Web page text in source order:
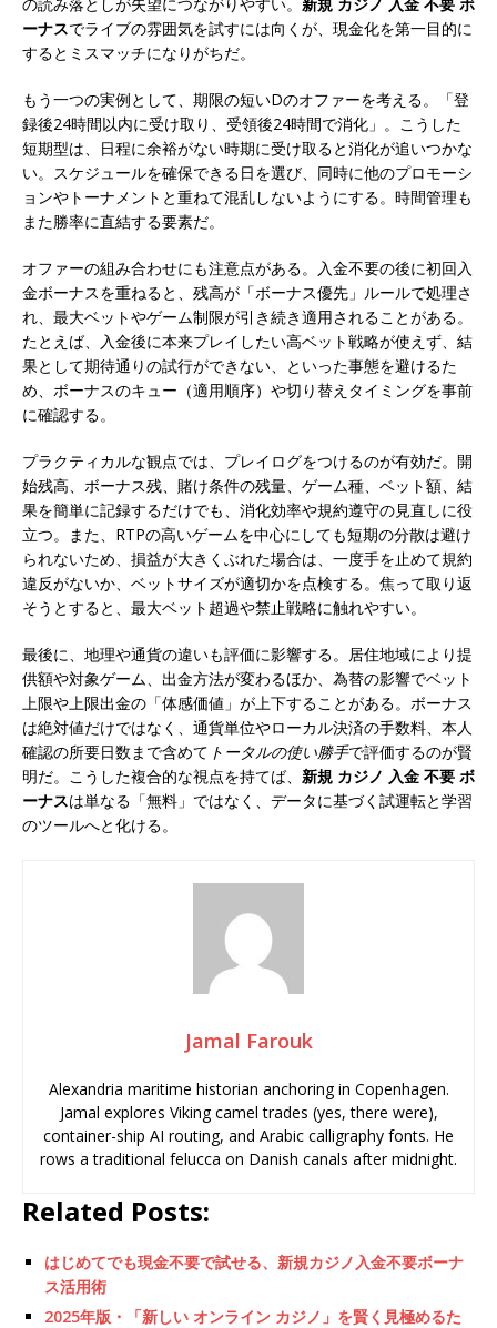
ーナスでライブの雰囲気を試すには向くが、現金化を第一目的に
するとミスマッチになりがちだ。
もう一つの実例として、期限の短いDのオファーを考える。「登
録後24時間以内に受け取り、受領後24時間で消化」。こうした
短期型は、日程に余裕がない時期に受け取ると消化が追いつかな
い。スケジュールを確保できる日を選び、同時に他のプロモーシ
ョンやトーナメントと重ねて混乱しないようにする。時間管理も
また勝率に直結する要素だ。
オファーの組み合わせにも注意点がある。入金不要の後に初回入
金ボーナスを重ねると、残高が「ボーナス優先」ルールで処理さ
れ、最大ベットやゲーム制限が引き続き適用されることがある。
たとえば、入金後に本来プレイしたい高ベット戦略が使えず、結
果として期待通りの試行ができない、といった事態を避けるた
め、ボーナスのキュー（適用順序）や切り替えタイミングを事前
に確認する。
プラクティカルな観点では、プレイログをつけるのが有効だ。開
始残高、ボーナス残、賭け条件の残量、ゲーム種、ベット額、結
果を簡単に記録するだけでも、消化効率や規約遵守の見直しに役
立つ。また、RTPの高いゲームを中心にしても短期の分散は避け
られないため、損益が大きくぶれた場合は、一度手を止めて規約
違反がないか、ベットサイズが適切かを点検する。焦って取り返
そうとすると、最大ベット超過や禁止戦略に触れやすい。
最後に、地理や通貨の違いも評価に影響する。居住地域により提
供額や対象ゲーム、出金方法が変わるほか、為替の影響でベット
上限や上限出金の「体感価値」が上下することがある。ボーナス
は絶対値だけではなく、通貨単位やローカル決済の手数料、本人
確認の所要日数まで含めて トータルの使い勝手で評価するのが賢
明だ。こうした複合的な視点を持てば、 新規 カジノ 入金 不要 ボ
ーナスは単なる「無料」ではなく、データに基づく試運転と学習
のツールへと化ける。
Jamal Farouk
Alexandria maritime historian anchoring in Copenhagen.
Jamal explores Viking camel trades (yes, there were),
container-ship AI routing, and Arabic calligraphy fonts. He
rows a traditional felucca on Danish canals after midnight.
Related Posts:
はじめてでも現金不要で試せる、新規カジノ入金不要ボーナ
ス活用術
2025年版・「新しい オンライン カジノ」を賢く見極めるた